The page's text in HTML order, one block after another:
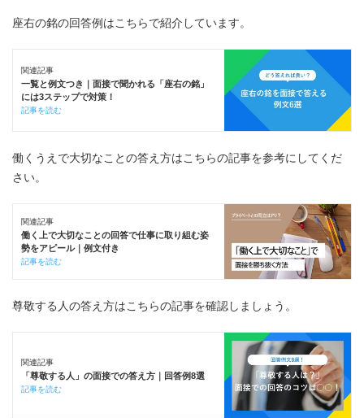
座右の銘の回答例はこちらで紹介しています。
関連記事
一覧と例文つき｜面接で聞かれる「座右の銘」
には3ステップで対策！
記事を読む
働くうえで大切なことの答え方はこちらの記事を参考にしてくだ
さい。
関連記事
働く上で大切なことの回答で仕事に取り組む姿
勢をアピール｜例文付き
記事を読む
尊敬する人の答え方はこちらの記事を確認しましょう。
関連記事
「尊敬する人」の面接での答え方｜回答例8選
記事を読む